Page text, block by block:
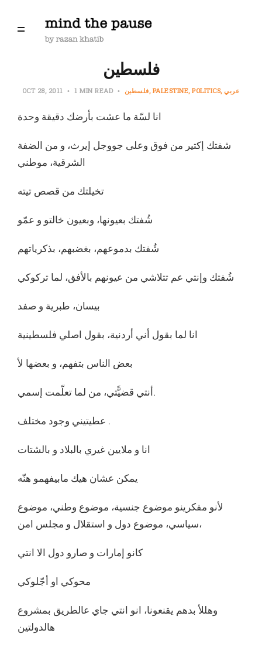
فلسطين
OCT 28, 2011 1 MIN READ فلسطين PALESTINE POLITICS عربي
انا لسّة ما عشت بأرضك دقيقة وحدة
شفتك إكتير من فوق وعلى جووجل إيرث، و من الضفة
الشرقية، موطني
تخيلتك من قصص تيته
شُفتك بعيونها، وبعيون خالتو و عمّو
شُفتك بدموعهم، بغضبهم، بذكرياتهم
شُفتك وإنتي عم تتلاشي من عيونهم بالأفق، لما تركوكي
بيسان، طبرية و صفد
انا لما بقول أني أردنية، بقول اصلي فلسطينية
بعض الناس بتفهم، و بعضها لأ
أنتي قضيًّتي، من لما تعلّمت إسمي.
عطيتيني وجود مختلف .
انا و ملايين غيري بالبلاد و بالشتات
يمكن عشان هيك مابيفهمو هنّه
لأنو مفكرينو موضوع جنسية، موضوع وطني، موضوع
سياسي، موضوع دول و استقلال و مجلس امن،
كانو إمارات و صارو دول الا انتي
محوكي او أجّلوكي
وهللأ بدهم يقنعونا، انو انتي جاي عالطريق بمشروع
هالدولتين